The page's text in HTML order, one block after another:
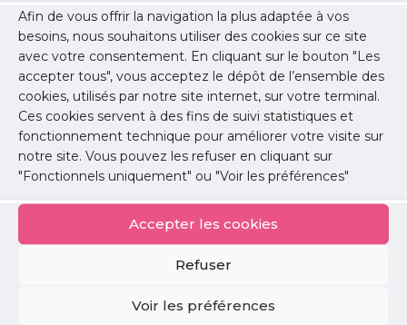
Afin de vous offrir la navigation la plus adaptée à vos
besoins, nous souhaitons utiliser des cookies sur ce site
avec votre consentement. En cliquant sur le bouton "Les
accepter tous", vous acceptez le dépôt de l’ensemble des
cookies, utilisés par notre site internet, sur votre terminal.
Ces cookies servent à des fins de suivi statistiques et
fonctionnement technique pour améliorer votre visite sur
notre site. Vous pouvez les refuser en cliquant sur
"Fonctionnels uniquement" ou "Voir les préférences"
Accepter les cookies
Refuser
Voir les préférences
ophtalmo site
Publié le : 8 septembre 2025
Partager cet article :
annonces